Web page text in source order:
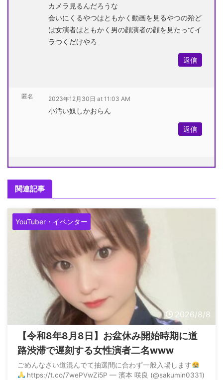
カメラ見るんだろうな
会いにくるやつはともかく動画を見るやつの殆ど
は女演者はともかく男の顔演者の顔を見たってイ
ラつくだけやろ
返信
匿名 2023年12月30日 at 11:03 AM
小汚い奴しかおらん
返信
関連記事
YouTuber・イベンター
2026/8/8
【令和8年8月8日】お盆休み開始時期に道
路渋滞で遅刻する女性演者二名www
ごめんなさい道混んでて抽選間に合わず一般入場します
https://t.co/7wePVwZi5P — 濱本 咲良 (@sakumin0331)